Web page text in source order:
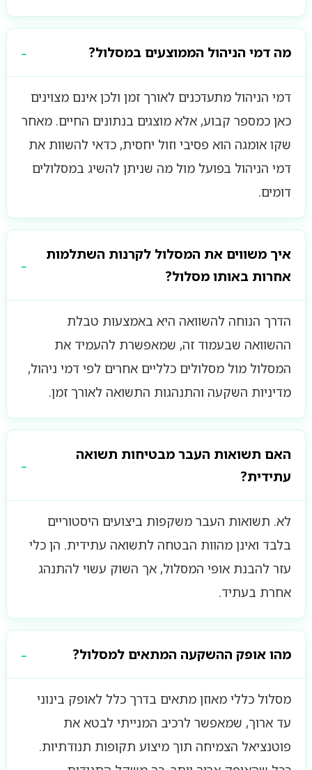
מה דמי הניהול הממוצעים במסלול?
דמי הניהול מתעדכנים לאורך זמן ולכן אינם מצוינים
כאן כמספר קבוע, אלא מוצגים בנתונים החיים. מאחר
שקו אומגה הוא פסיבי וזול יחסית, כדאי להשוות את
דמי הניהול בפועל מול מה שניתן להשיג במסלולים
דומים.
איך משווים את המסלול לקרנות השתלמות
אחרות באותו מסלול?
הדרך הנוחה להשוואה היא באמצעות טבלת
ההשוואה שבעמוד זה, שמאפשרת להעמיד את
המסלול מול מסלולים כלליים אחרים לפי דמי ניהול,
מדיניות השקעה והתנהגות התשואה לאורך זמן.
האם תשואות העבר מבטיחות תשואה
עתידית?
לא. תשואות העבר משקפות ביצועים היסטוריים
בלבד ואינן מהוות הבטחה לתשואה עתידית. הן כלי
עזר להבנת אופי המסלול, אך השוק עשוי להתנהג
אחרת בעתיד.
מהו אופק ההשקעה המתאים למסלול?
מסלול כללי מאוזן מתאים בדרך כלל לאופק בינוני
עד ארוך, שמאפשר לרכיב המנייתי לבטא את
פוטנציאל הצמיחה תוך מיצוע תקופות תנודתיות.